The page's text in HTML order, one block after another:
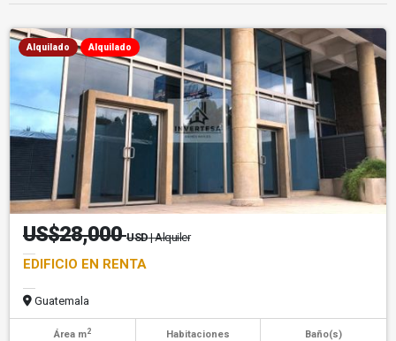
Alquilado Alquilado
US$28,000USD| Alquiler
EDIFICIO EN RENTA
Guatemala
Área m2 Habitaciones Baño(s)